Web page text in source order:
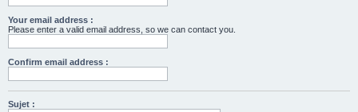
Your email address :
Please enter a valid email address, so we can contact you.
Confirm email address :
Sujet :